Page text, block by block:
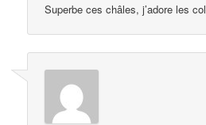
Superbe ces châles, j’adore les